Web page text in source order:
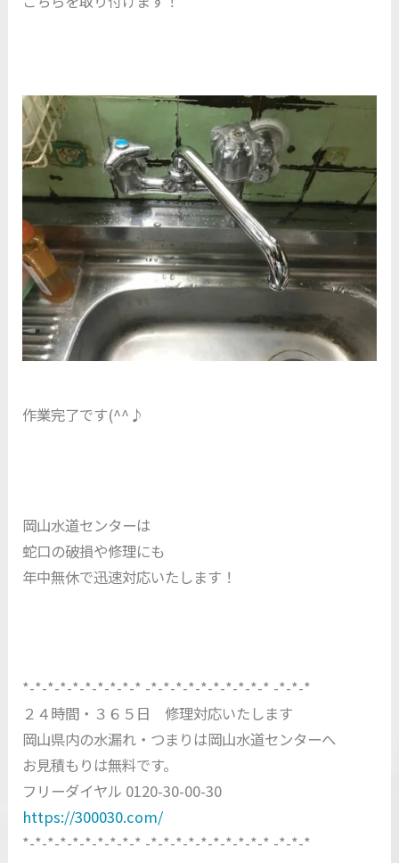
作業完了です(^^♪
岡山水道センターは
蛇口の破損や修理にも
年中無休で迅速対応いたします！
*-*-*-*-*-*-*-*-*-* -*-*-*-*-*-*-*-*-*-* -*-*-*
２４時間・３６５日 修理対応いたします
岡山県内の水漏れ・つまりは岡山水道センターへ
お見積もりは無料です。
フリーダイヤル 0120-30-00-30
https://300030.com/
*-*-*-*-*-*-*-*-*-* -*-*-*-*-*-*-*-*-*-* -*-*-*